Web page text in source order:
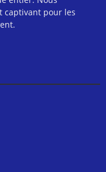
captivant pour les